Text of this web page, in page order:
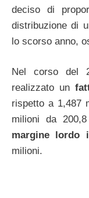
deciso di
distribuzione di
lo scorso anno,
Nel corso del
realizzato un
rispetto a 1,487
milioni da
margine lordo
milioni.